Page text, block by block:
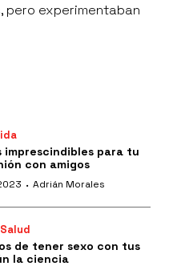
pero experimentaban
imprescindibles para tu
con amigos
· Adrián Morales
de tener sexo con tus
la ciencia